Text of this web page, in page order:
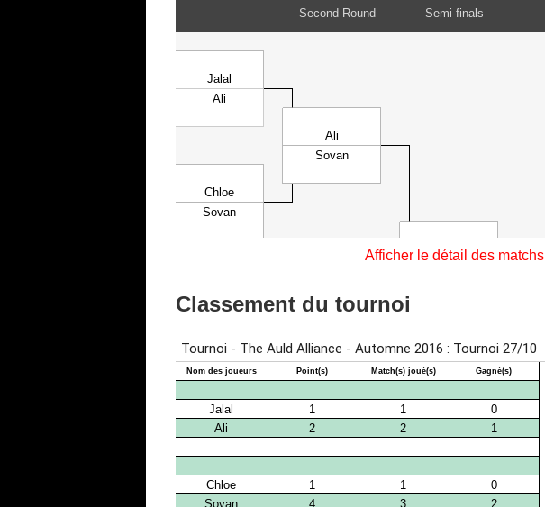
Afficher le détail des matchs
Classement du tournoi